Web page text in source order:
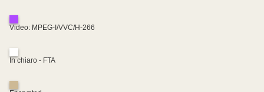
Video: MPEG-I/VVC/H-266
In chiaro - FTA